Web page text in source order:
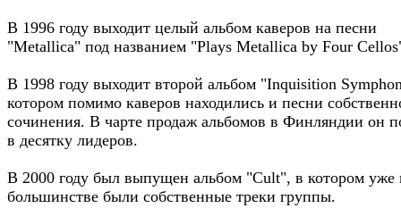
В 1996 году выходит целый альбом каверов на песни
"Metallica" под названием "Plays Metallica by Four
В 1998 году выходит второй альбом "Inquisition
котором помимо каверов находились и песни
сочинения. В чарте продаж альбомов в Финляндии он
в десятку лидеров.
В 2000 году был выпущен альбом "Cult", в котором уже
большинстве были собственные треки группы.